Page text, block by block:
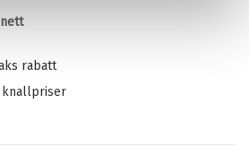
rabatt
knallpriser